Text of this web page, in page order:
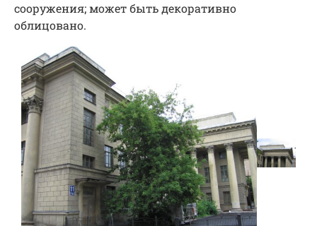
сооружения; может быть декоративно
облицовано.